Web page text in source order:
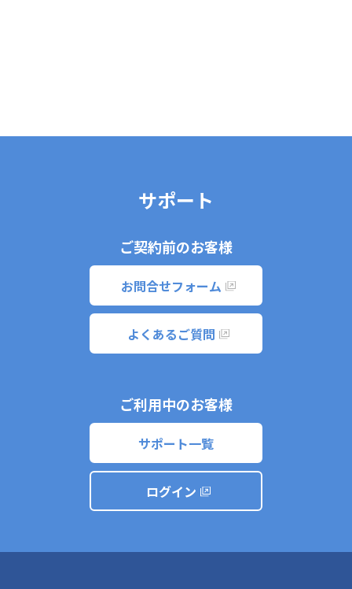
サポート
ご契約前のお客様
お問合せフォーム
よくあるご質問
ご利用中のお客様
サポート一覧
ログイン